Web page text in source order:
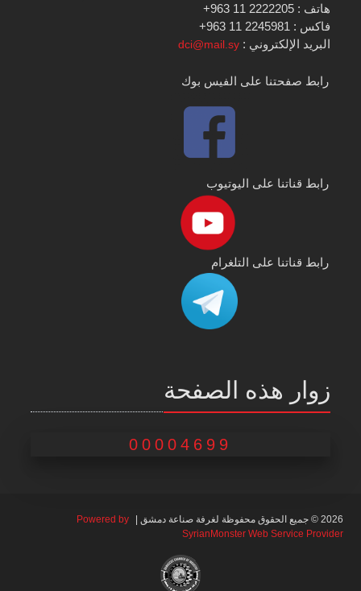
هاتف : 2222205 11 963+
فاكس : 2245981 11 963+
البريد الإلكتروني :dci@mail.sy
رابط صفحتنا على الفيس بوك
رابط قناتنا على اليوتيوب
رابط قناتنا على التلغرام
زوار هذه الصفحة
00004699
2026 © جميع الحقوق محفوظة لغرفة صناعة دمشق |
Powered by
SyrianMonster Web Service Provider